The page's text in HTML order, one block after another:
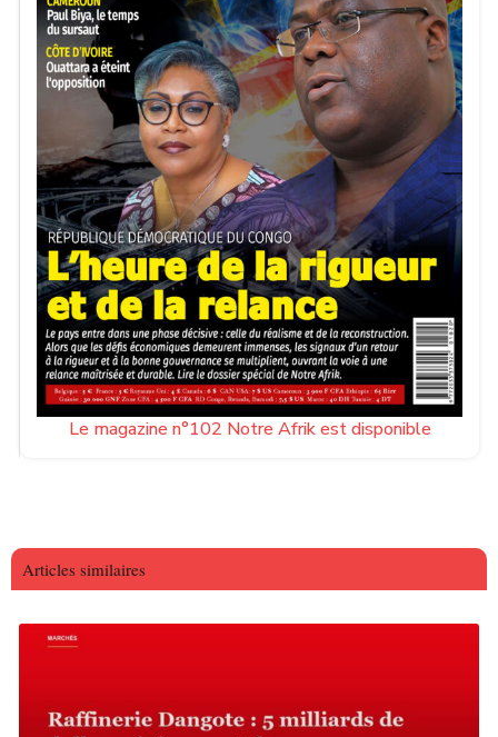
Le magazine n°102 Notre Afrik est disponible
Articles similaires